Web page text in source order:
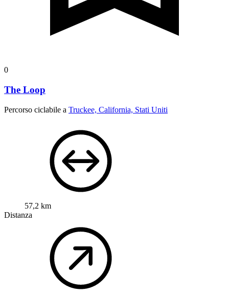
0
The Loop
Percorso ciclabile a Truckee, California, Stati Uniti
57,2 km
Distanza